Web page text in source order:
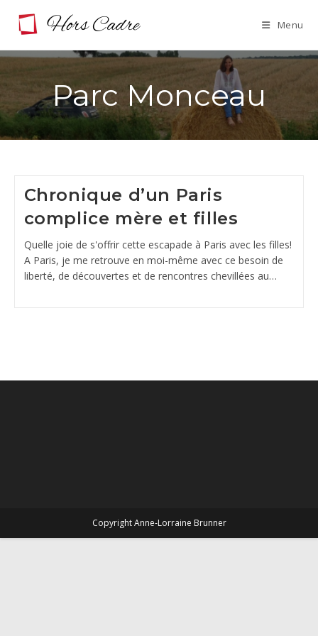
Menu
Parc Monceau
Chronique d’un Paris
complice mère et filles
Quelle joie de s'offrir cette escapade à Paris avec les filles!
A Paris, je me retrouve en moi-même avec ce besoin de
liberté, de découvertes et de rencontres chevillées au…
Copyright Anne-Lorraine Brunner